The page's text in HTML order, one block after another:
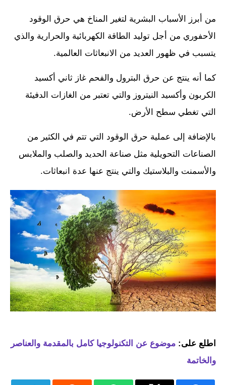
من أبرز الأسباب البشرية لتغير المناخ هي حرق الوقود
الأحفوري من أجل توليد الطاقة الكهربائية والحرارية والذي
يتسبب في ظهور العديد من الانبعاثات العالمية.
كما أنه ينتج عن حرق البترول والفحم غاز ثاني أكسيد
الكربون وأكسيد النيتروز والتي تعتبر من الغازات الدفيئة
التي تغطي سطح الأرض.
بالإضافة إلى عملية حرق الوقود التي تتم في الكثير من
الصناعات التحويلية مثل صناعة الحديد والصلب والملابس
والأسمنت والبلاستيك والتي ينتج عنها عدة انبعاثات.
اطلع على: موضوع عن التكنولوجيا كامل بالمقدمة والعناصر
والخاتمة